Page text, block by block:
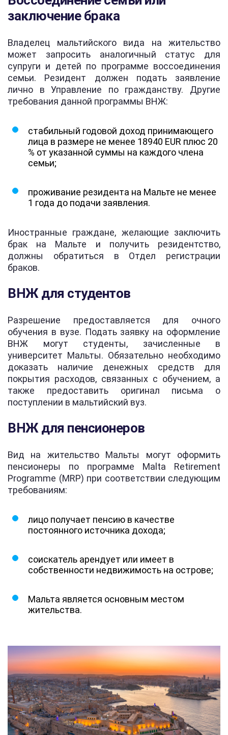
заключение брака
Владелец мальтийского вида на жительство
может запросить аналогичный статус для
супруги и детей по программе воссоединения
семьи. Резидент должен подать заявление
лично в Управление по гражданству. Другие
требования данной программы ВНЖ:
стабильный годовой доход принимающего
лица в размере не менее 18940 EUR плюс 20
% от указанной суммы на каждого члена
семьи;
проживание резидента на Мальте не менее
1 года до подачи заявления.
Иностранные граждане, желающие заключить
брак на Мальте и получить резидентство,
должны обратиться в Отдел регистрации
браков.
ВНЖ для студентов
Разрешение предоставляется для очного
обучения в вузе. Подать заявку на оформление
ВНЖ могут студенты, зачисленные в
университет Мальты. Обязательно необходимо
доказать наличие денежных средств для
покрытия расходов, связанных с обучением, а
также предоставить оригинал письма о
поступлении в мальтийский вуз.
ВНЖ для пенсионеров
Вид на жительство Мальты могут оформить
пенсионеры по программе Malta Retirement
Programme (MRP) при соответствии следующим
требованиям:
лицо получает пенсию в качестве
постоянного источника дохода;
соискатель арендует или имеет в
собственности недвижимость на острове;
Мальта является основным местом
жительства.